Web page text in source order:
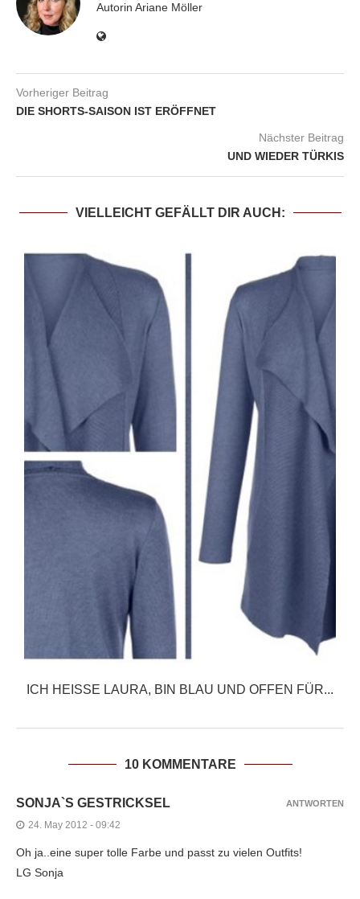
Autorin Ariane Möller
Vorheriger Beitrag
DIE SHORTS-SAISON IST ERÖFFNET
Nächster Beitrag
UND WIEDER TÜRKIS
VIELLEICHT GEFÄLLT DIR AUCH:
ICH HEISSE LAURA, BIN BLAU UND OFFEN FÜR...
10 KOMMENTARE
SONJA`S GESTRICKSEL
24. May 2012 - 09:42
Oh ja..eine super tolle Farbe und passt zu vielen Outfits!
LG Sonja
ANTWORTEN